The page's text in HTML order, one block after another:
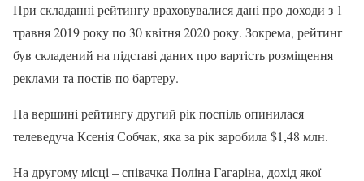
При складанні рейтингу враховувалися дані про доходи з 1
травня 2019 року по 30 квітня 2020 року. Зокрема, рейтинг
був складений на підставі даних про вартість розміщення
реклами та постів по бартеру.
На вершині рейтингу другий рік поспіль опинилася
телеведуча Ксенія Собчак, яка за рік заробила $1,48 млн.
На другому місці – співачка Поліна Гагаріна, дохід якої